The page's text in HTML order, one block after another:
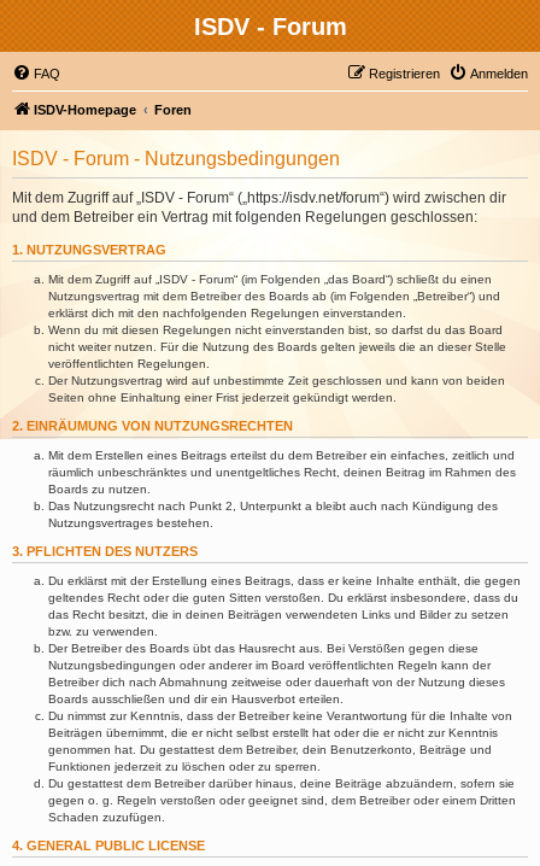
ISDV - Forum
FAQ Anmelden
Registrieren
ISDV-Homepage Foren
ISDV - Forum - Nutzungsbedingungen
Mit dem Zugriff auf „ISDV - Forum“ („https://isdv.net/forum“) wird zwischen dir
und dem Betreiber ein Vertrag mit folgenden Regelungen geschlossen:
1. NUTZUNGSVERTRAG
Mit dem Zugriff auf „ISDV - Forum“ (im Folgenden „das Board“) schließt du einen
Nutzungsvertrag mit dem Betreiber des Boards ab (im Folgenden „Betreiber“) und
erklärst dich mit den nachfolgenden Regelungen einverstanden.
Wenn du mit diesen Regelungen nicht einverstanden bist, so darfst du das Board
nicht weiter nutzen. Für die Nutzung des Boards gelten jeweils die an dieser Stelle
veröffentlichten Regelungen.
Der Nutzungsvertrag wird auf unbestimmte Zeit geschlossen und kann von beiden
Seiten ohne Einhaltung einer Frist jederzeit gekündigt werden.
2. EINRÄUMUNG VON NUTZUNGSRECHTEN
Mit dem Erstellen eines Beitrags erteilst du dem Betreiber ein einfaches, zeitlich und
räumlich unbeschränktes und unentgeltliches Recht, deinen Beitrag im Rahmen des
Boards zu nutzen.
Das Nutzungsrecht nach Punkt 2, Unterpunkt a bleibt auch nach Kündigung des
Nutzungsvertrages bestehen.
3. PFLICHTEN DES NUTZERS
Du erklärst mit der Erstellung eines Beitrags, dass er keine Inhalte enthält, die gegen
geltendes Recht oder die guten Sitten verstoßen. Du erklärst insbesondere, dass du
das Recht besitzt, die in deinen Beiträgen verwendeten Links und Bilder zu setzen
bzw. zu verwenden.
Der Betreiber des Boards übt das Hausrecht aus. Bei Verstößen gegen diese
Nutzungsbedingungen oder anderer im Board veröffentlichten Regeln kann der
Betreiber dich nach Abmahnung zeitweise oder dauerhaft von der Nutzung dieses
Boards ausschließen und dir ein Hausverbot erteilen.
Du nimmst zur Kenntnis, dass der Betreiber keine Verantwortung für die Inhalte von
Beiträgen übernimmt, die er nicht selbst erstellt hat oder die er nicht zur Kenntnis
genommen hat. Du gestattest dem Betreiber, dein Benutzerkonto, Beiträge und
Funktionen jederzeit zu löschen oder zu sperren.
Du gestattest dem Betreiber darüber hinaus, deine Beiträge abzuändern, sofern sie
gegen o. g. Regeln verstoßen oder geeignet sind, dem Betreiber oder einem Dritten
Schaden zuzufügen.
4. GENERAL PUBLIC LICENSE